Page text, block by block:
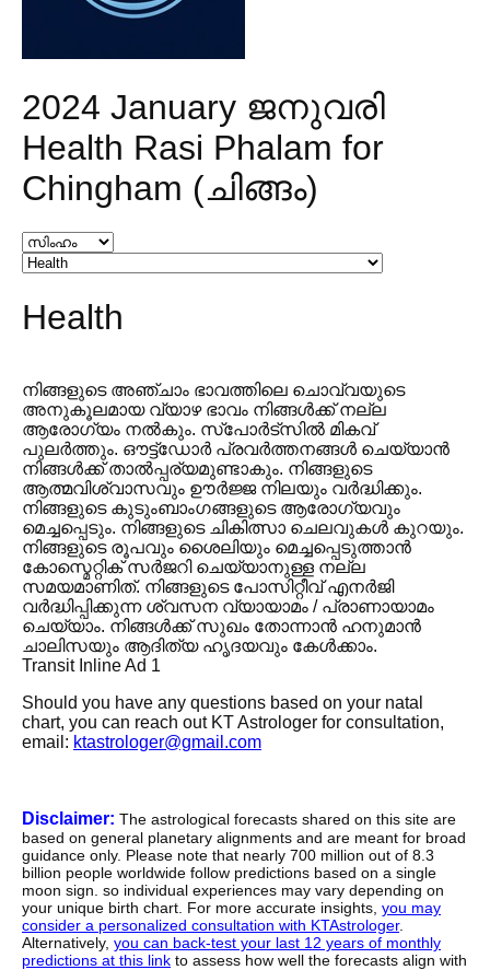
2024 January ജനുവരി
Health Rasi Phalam for
Chingham (ചിങ്ങം)
Health
നിങ്ങളുടെ അഞ്ചാം ഭാവത്തിലെ ചൊവ്വയുടെ
അനുകൂലമായ വ്യാഴ ഭാവം നിങ്ങൾക്ക് നല്ല
ആരോഗ്യം നൽകും. സ്‌പോർട്‌സിൽ മികവ്
പുലർത്തും. ഔട്ട്ഡോർ പ്രവർത്തനങ്ങൾ ചെയ്യാൻ
നിങ്ങൾക്ക് താൽപ്പര്യമുണ്ടാകും. നിങ്ങളുടെ
ആത്മവിശ്വാസവും ഊർജ്ജ നിലയും വർദ്ധിക്കും.
നിങ്ങളുടെ കുടുംബാംഗങ്ങളുടെ ആരോഗ്യവും
മെച്ചപ്പെടും. നിങ്ങളുടെ ചികിത്സാ ചെലവുകൾ കുറയും.
നിങ്ങളുടെ രൂപവും ശൈലിയും മെച്ചപ്പെടുത്താൻ
കോസ്മെറ്റിക് സർജറി ചെയ്യാനുള്ള നല്ല
സമയമാണിത്. നിങ്ങളുടെ പോസിറ്റീവ് എനർജി
വർദ്ധിപ്പിക്കുന്ന ശ്വസന വ്യായാമം / പ്രാണായാമം
ചെയ്യാം. നിങ്ങൾക്ക് സുഖം തോന്നാൻ ഹനുമാൻ
ചാലിസയും ആദിത്യ ഹൃദയവും കേൾക്കാം.
Transit Inline Ad 1
Should you have any questions based on your natal
chart, you can reach out KT Astrologer for consultation,
email: ktastrologer@gmail.com
Disclaimer: The astrological forecasts shared on this site are
based on general planetary alignments and are meant for broad
guidance only. Please note that nearly 700 million out of 8.3
billion people worldwide follow predictions based on a single
moon sign. so individual experiences may vary depending on
your unique birth chart. For more accurate insights, you may
consider a personalized consultation with KTAstrologer.
Alternatively, you can back-test your last 12 years of monthly
predictions at this link to assess how well the forecasts align with